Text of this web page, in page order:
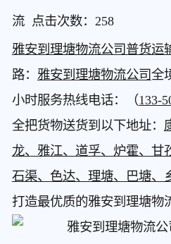
流 点击次数： 258
雅安到理塘物流公司普货运
路： 雅安到理塘物流公司全
小时服务热线电话：（133-
全把货物送货到以下地址：
龙、雅江、道孚、炉霍、甘
石渠、色达、理塘、巴塘、
打造最优质的雅安到理塘物